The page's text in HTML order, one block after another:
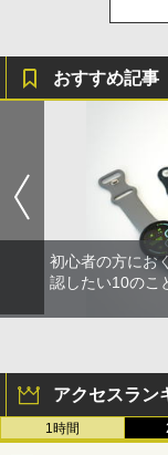
おすすめ記事
初心者の方にお
認したい10のこ
アクセスラン
1時間